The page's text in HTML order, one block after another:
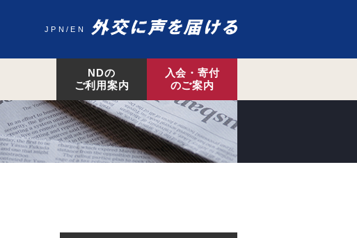
JPN EN
NDの
ご利用案内
入会・寄付
のご案内